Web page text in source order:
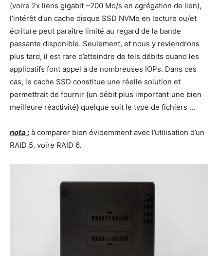
(voire 2x liens gigabit ~200 Mo/s en agrégation de lien),
l’intérêt d’un cache disque SSD NVMe en lecture ou/et
écriture peut paraître limité au regard de la bande
passante disponible. Seulement, et nous y reviendrons
plus tard, il est rare d’atteindre de tels débits quand les
applicatifs font appel à de nombreuses IOPs. Dans ces
cas, le cache SSD constitue une réelle solution et
permettrait de fournir {un débit plus important|une bien
meilleure réactivité} quelque soit le type de fichiers …
nota : à comparer bien évidemment avec l’utilisation d’un
RAID 5, voire RAID 6.